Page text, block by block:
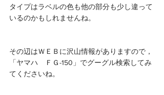
タイプはラベルの色も他の部分も少し違って
いるのかもしれませんね。
その辺はＷＥＢに沢山情報がありますので，
「ヤマハ　ＦＧ-150」でグーグル検索してみ
てくださいね。